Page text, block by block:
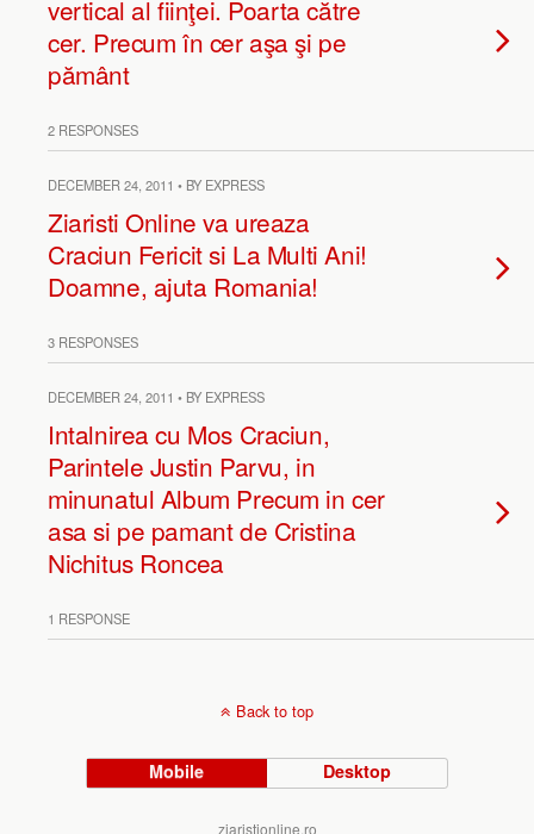
vertical al fiinţei. Poarta către
cer. Precum în cer aşa şi pe
pământ
2 RESPONSES
DECEMBER 24, 2011 • BY EXPRESS
Ziaristi Online va ureaza
Craciun Fericit si La Multi Ani!
Doamne, ajuta Romania!
3 RESPONSES
DECEMBER 24, 2011 • BY EXPRESS
Intalnirea cu Mos Craciun,
Parintele Justin Parvu, in
minunatul Album Precum in cer
asa si pe pamant de Cristina
Nichitus Roncea
1 RESPONSE
Back to top
Mobile Desktop
ziaristionline.ro